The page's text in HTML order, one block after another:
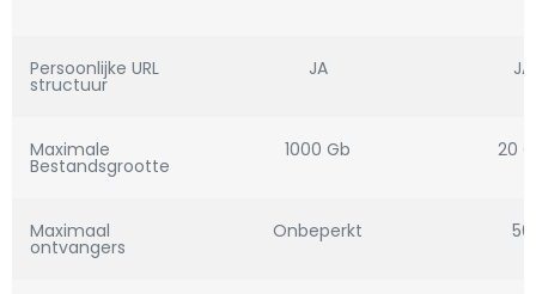
Persoonlijke URL
structuur
JA JA
Maximale
Bestandsgrootte
1000 Gb 20
Maximaal
ontvangers
Onbeperkt 50